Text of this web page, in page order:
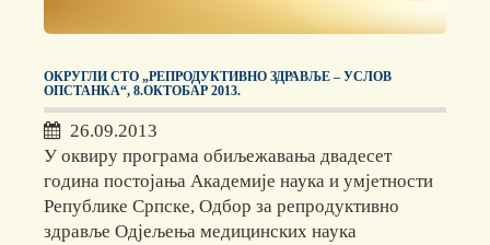
ОКРУГЛИ СТО „РЕПРОДУКТИВНО ЗДРАВЉЕ – УСЛОВ
ОПСТАНКА“, 8.OКТОБАР 2013.
26.09.2013
У оквиру програма обиљежавања двадесет
година постојања Академије наука и умјетности
Републике Српске, Одбор за репродуктивно
здравље Одјељења медицинских наука